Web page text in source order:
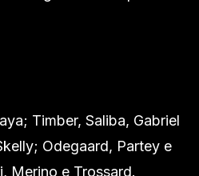
Timber, Saliba, Gabriel
Odegaard, Partey e
Merino e Trossard.